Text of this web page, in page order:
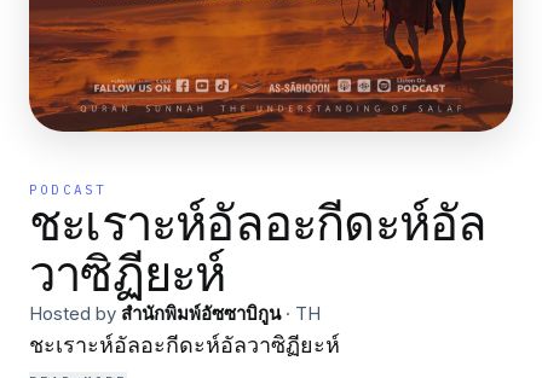
PODCAST
ชะเราะห์อัลอะกีดะห์อัล
วาซิฏียะห์
Hosted by สำนักพิมพ์อัซซาบิกูน· TH
ชะเราะห์อัลอะกีดะห์อัลวาซิฏียะห์